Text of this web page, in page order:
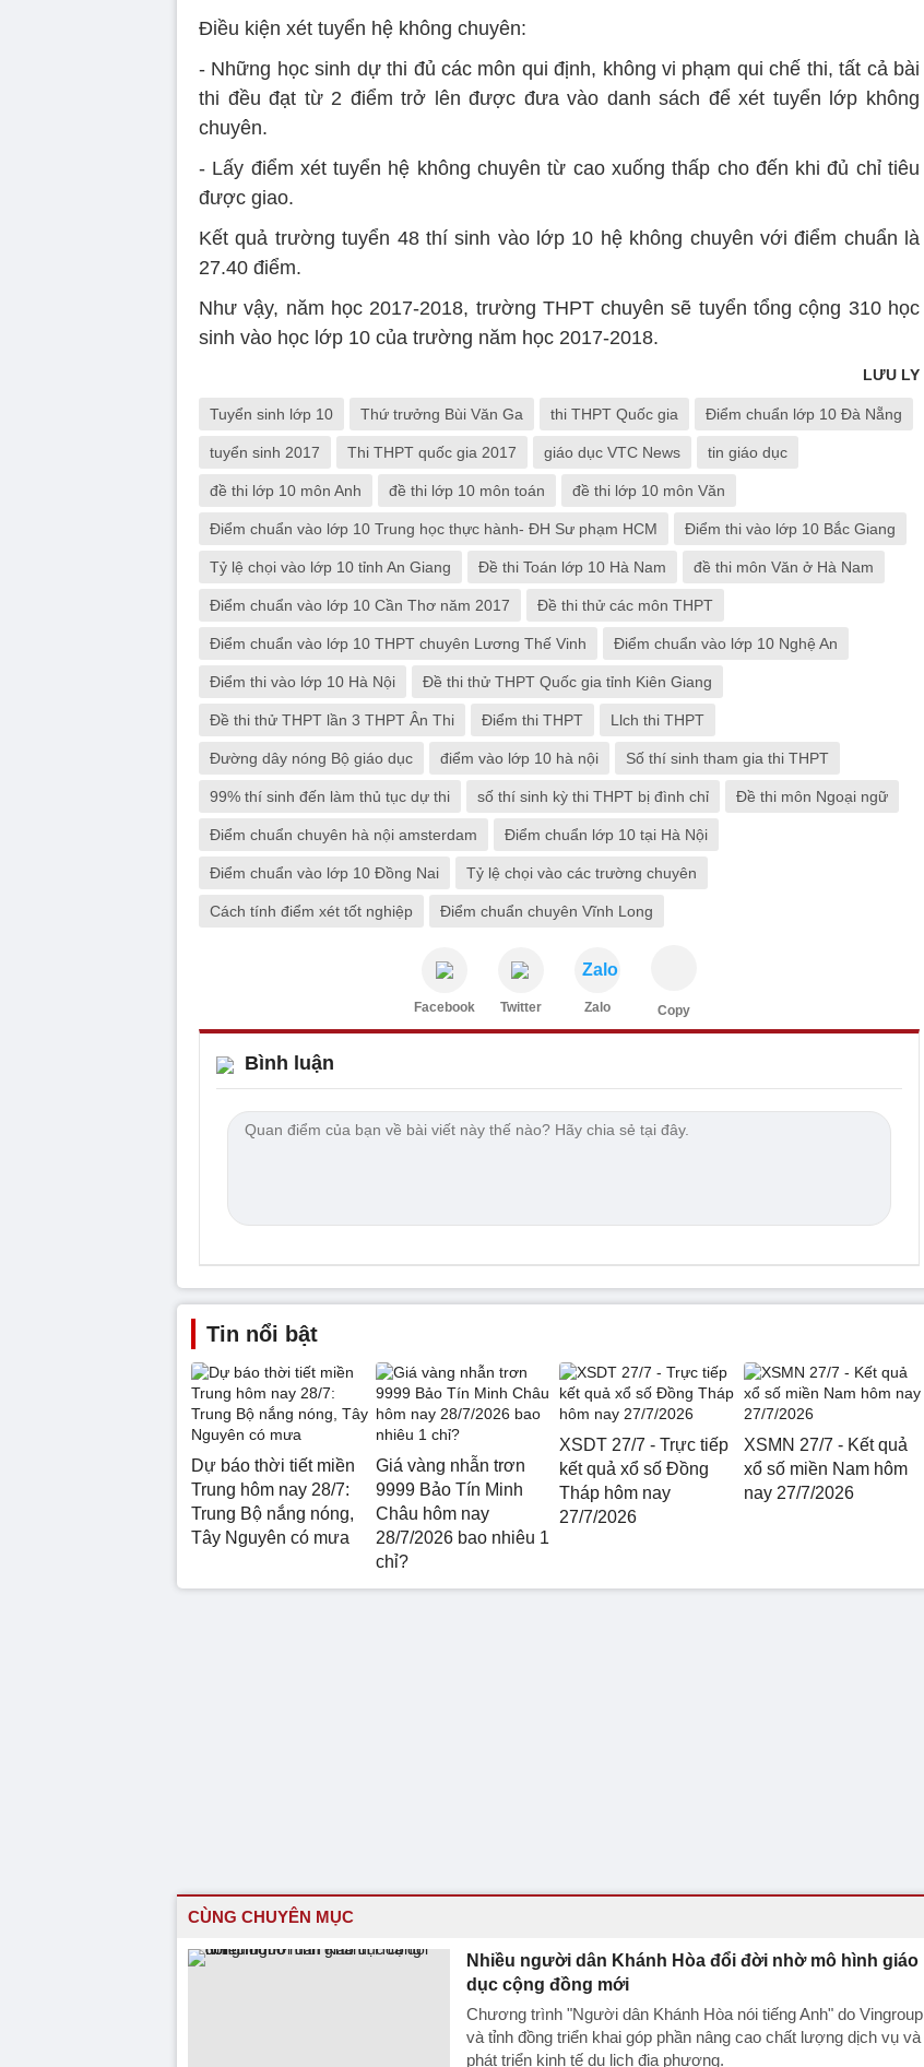
Điều kiện xét tuyển hệ không chuyên:
- Những học sinh dự thi đủ các môn qui định, không vi phạm qui chế thi, tất cả bài
thi đều đạt từ 2 điểm trở lên được đưa vào danh sách để xét tuyển lớp không
chuyên.
- Lấy điểm xét tuyển hệ không chuyên từ cao xuống thấp cho đến khi đủ chỉ tiêu
được giao.
Kết quả trường tuyển 48 thí sinh vào lớp 10 hệ không chuyên với điểm chuẩn là
27.40 điểm.
Như vậy, năm học 2017-2018, trường THPT chuyên sẽ tuyển tổng cộng 310 học
sinh vào học lớp 10 của trường năm học 2017-2018.
LƯU LY
Tuyển sinh lớp 10 Thứ trưởng Bùi Văn Ga thi THPT Quốc gia Điểm chuẩn lớp 10 Đà Nẵng
tuyển sinh 2017 Thi THPT quốc gia 2017 giáo dục VTC News tin giáo dục
đề thi lớp 10 môn Anh đề thi lớp 10 môn toán đề thi lớp 10 môn Văn
Điểm chuẩn vào lớp 10 Trung học thực hành- ĐH Sư phạm HCM Điểm thi vào lớp 10 Bắc Giang
Tỷ lệ chọi vào lớp 10 tỉnh An Giang Đề thi Toán lớp 10 Hà Nam đề thi môn Văn ở Hà Nam
Điểm chuẩn vào lớp 10 Cần Thơ năm 2017 Đề thi thử các môn THPT
Điểm chuẩn vào lớp 10 THPT chuyên Lương Thế Vinh Điểm chuẩn vào lớp 10 Nghệ An
Điểm thi vào lớp 10 Hà Nội Đề thi thử THPT Quốc gia tỉnh Kiên Giang
Đề thi thử THPT lần 3 THPT Ân Thi Điểm thi THPT Llch thi THPT
Đường dây nóng Bộ giáo dục điểm vào lớp 10 hà nội Số thí sinh tham gia thi THPT
99% thí sinh đến làm thủ tục dự thi số thí sinh kỳ thi THPT bị đình chỉ Đề thi môn Ngoại ngữ
Điểm chuẩn chuyên hà nội amsterdam Điểm chuẩn lớp 10 tại Hà Nội
Điểm chuẩn vào lớp 10 Đồng Nai Tỷ lệ chọi vào các trường chuyên
Cách tính điểm xét tốt nghiệp Điểm chuẩn chuyên Vĩnh Long
Facebook Twitter
Zalo
Zalo Copy
Bình luận
Tin nổi bật
Dự báo thời tiết miền
Trung hôm nay 28/7:
Trung Bộ nắng nóng,
Tây Nguyên có mưa
Giá vàng nhẫn trơn
9999 Bảo Tín Minh
Châu hôm nay
28/7/2026 bao nhiêu 1
chỉ?
XSDT 27/7 - Trực tiếp
kết quả xổ số Đồng
Tháp hôm nay
27/7/2026
XSMN 27/7 - Kết quả
xổ số miền Nam hôm
nay 27/7/2026
CÙNG CHUYÊN MỤC
Nhiều người dân Khánh Hòa đổi đời nhờ mô hình giáo
dục cộng đồng mới
Chương trình "Người dân Khánh Hòa nói tiếng Anh" do Vingroup
và tỉnh đồng triển khai góp phần nâng cao chất lượng dịch vụ và
phát triển kinh tế du lịch địa phương.